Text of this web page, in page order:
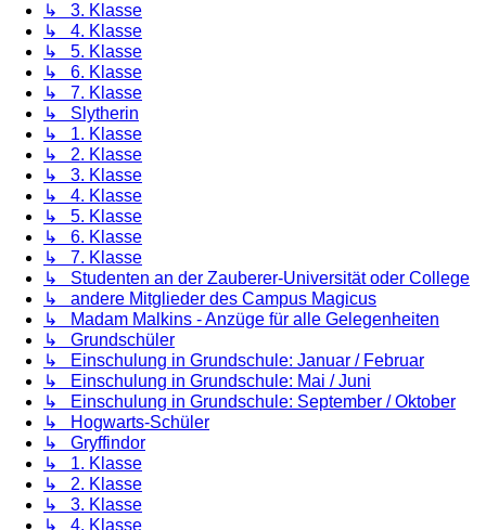
↳ 3. Klasse
↳ 4. Klasse
↳ 5. Klasse
↳ 6. Klasse
↳ 7. Klasse
↳ Slytherin
↳ 1. Klasse
↳ 2. Klasse
↳ 3. Klasse
↳ 4. Klasse
↳ 5. Klasse
↳ 6. Klasse
↳ 7. Klasse
↳ Studenten an der Zauberer-Universität oder College
↳ andere Mitglieder des Campus Magicus
↳ Madam Malkins - Anzüge für alle Gelegenheiten
↳ Grundschüler
↳ Einschulung in Grundschule: Januar / Februar
↳ Einschulung in Grundschule: Mai / Juni
↳ Einschulung in Grundschule: September / Oktober
↳ Hogwarts-Schüler
↳ Gryffindor
↳ 1. Klasse
↳ 2. Klasse
↳ 3. Klasse
↳ 4. Klasse